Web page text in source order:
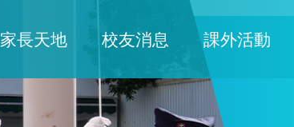
家長天地 校友消息 課外活動